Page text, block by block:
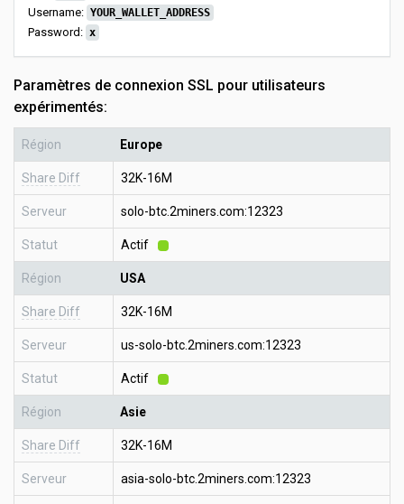
Username: YOUR_WALLET_ADDRESS
Password: x
Paramètres de connexion SSL pour utilisateurs
expérimentés:
Région Europe
Share Diff 32K-16M
Serveur solo-btc.2miners.com:12323
Statut Actif
Région USA
Share Diff 32K-16M
Serveur us-solo-btc.2miners.com:12323
Statut Actif
Région Asie
Share Diff 32K-16M
Serveur asia-solo-btc.2miners.com:12323